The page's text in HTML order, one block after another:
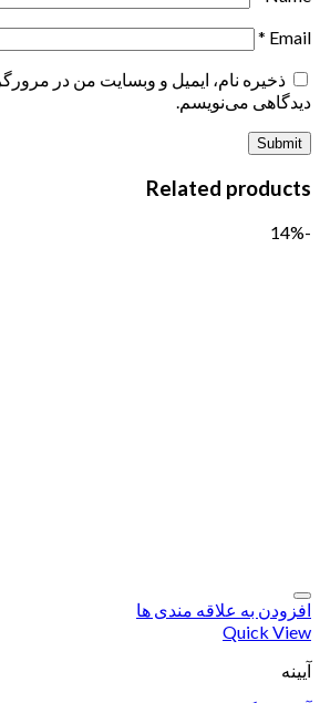
Email
*
ذخیره نام، ایمیل و وبسایت من در
دیدگاهی می‌نویسم.
Related products
-14%
افزودن به علاقه مندی ها
Quick View
آیینه